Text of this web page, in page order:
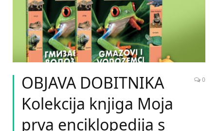
OBJAVA DOBITNIKA
Kolekcija knjiga Moja
prva enciklopedija s
0